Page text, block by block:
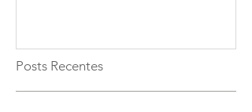
Posts Recentes